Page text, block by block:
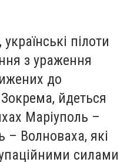
пілоти
з ураження
до
йдеться
Маріуполь –
– Волноваха, які
силами